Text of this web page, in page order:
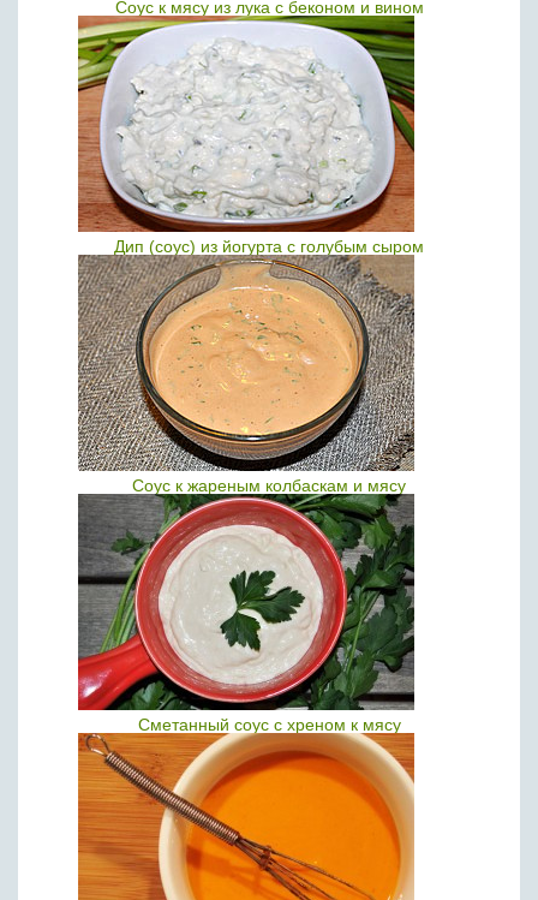
Соус к мясу из лука с беконом и вином
Дип (соус) из йогурта с голубым сыром
Соус к жареным колбаскам и мясу
Сметанный соус с хреном к мясу